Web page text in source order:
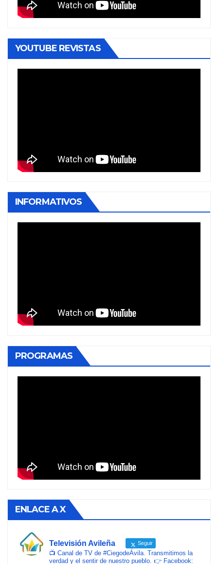
YOUTUBE REVISTAS
INFORMATIVOS
PROGRAMAS
ENLACE A X
Televisión Avileña Seguir
📺 Canal de TV de #CiegodeÁvila. Transmitimos la
verdad y el sentir de nuestro pueblo. 👉 Facebook: